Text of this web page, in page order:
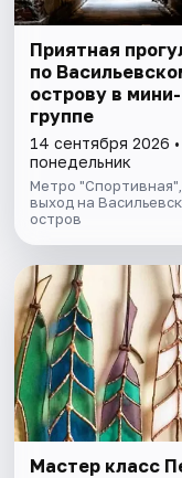
Приятная
по
острову в мини-
группе
14 сентября 2026 •
понедельник
Метро "Спортивная",
выход на
остров
Мастер класс